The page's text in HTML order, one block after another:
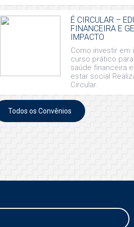
É CIRCULAR –
FINANCEIRA E
IMPACTO
Como investir em
curso prático
saúde financeira
estar social
Circular.
Todos os Convênios